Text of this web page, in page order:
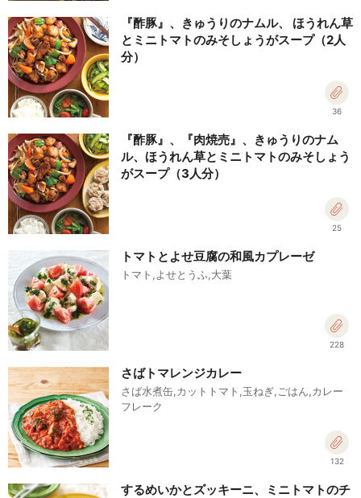
『酢豚』、きゅうりのナムル、 ほうれん草
とミニトマトのみそしょうがスープ（2人
分）
36
『酢豚』、『肉焼売』、きゅうりのナム
ル、ほうれん草とミニトマトのみそしょう
がスープ（3人分）
25
トマトとよせ豆腐の和風カプレーゼ
トマト,よせとうふ,大葉
228
さばトマレンジカレー
さば水煮缶,カットトマト,玉ねぎ,ごはん,カレー
フレーク
132
するめいかとズッキーニ、ミニトマトのチ